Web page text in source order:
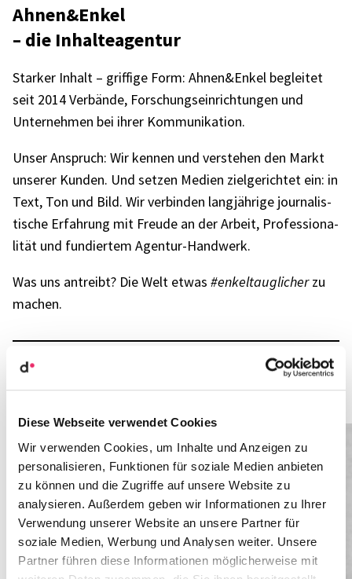
Diese Webseite verwendet Cookies
Wir verwenden Cookies, um Inhalte und Anzeigen zu
personalisieren, Funktionen für soziale Medien anbieten
zu können und die Zugriffe auf unsere Website zu
analysieren. Außerdem geben wir Informationen zu Ihrer
Verwendung unserer Website an unsere Partner für
soziale Medien, Werbung und Analysen weiter. Unsere
Partner führen diese Informationen möglicherweise mit
Ahnen&Enkel
– die Inhal­te­agen­tur
Star­ker Inhalt – grif­fige Form: Ahnen&Enkel beglei­tet
seit 2014 Verbände, Forschungs­ein­rich­tun­gen und
Unter­neh­men bei ihrer Kommu­ni­ka­tion.
Unser Anspruch: Wir kennen und verste­hen den Markt
unse­rer Kunden. Und setzen Medien ziel­ge­rich­tet ein: in
Text, Ton und Bild. Wir verbin­den lang­jäh­rige jour­na­lis­
ti­sche Erfah­rung mit Freude an der Arbeit, Profes­sio­na­
li­tät und fundier­tem Agen­tur-Hand­werk.
Was uns antreibt? Die Welt etwas #enkel­taug­li­cherzu
machen.
Mehr als eine Agen­tur. Eine Haltung.